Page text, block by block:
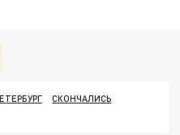
СКОНЧАЛИСЬ